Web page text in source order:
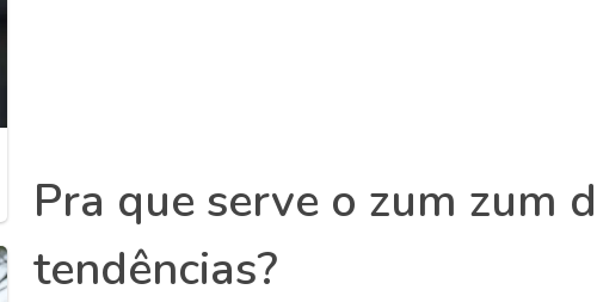
Pra que serve o zum zum
tendências?